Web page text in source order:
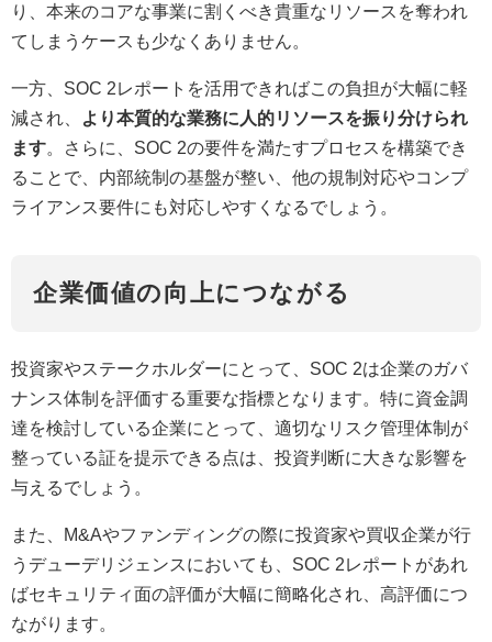
り、本来のコアな事業に割くべき貴重なリソースを奪われ
てしまうケースも少なくありません。
一方、SOC 2レポートを活用できればこの負担が大幅に軽
減され、
より本質的な業務に人的リソースを振り分けられ
ます。さらに、SOC 2の要件を満たすプロセスを構築でき
ることで、内部統制の基盤が整い、他の規制対応やコンプ
ライアンス要件にも対応しやすくなるでしょう。
企業価値の向上につながる
投資家やステークホルダーにとって、SOC 2は企業のガバ
ナンス体制を評価する重要な指標となります。特に資金調
達を検討している企業にとって、適切なリスク管理体制が
整っている証を提示できる点は、投資判断に大きな影響を
与えるでしょう。
また、M&Aやファンディングの際に投資家や買収企業が行
うデューデリジェンスにおいても、SOC 2レポートがあれ
ばセキュリティ面の評価が大幅に簡略化され、高評価につ
ながります。